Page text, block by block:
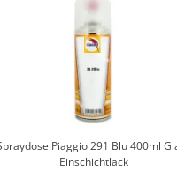
Piaggio 291 Blu 400ml
Einschichtlack